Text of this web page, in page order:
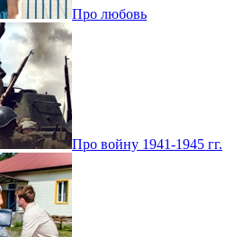
Про любовь
Про войну 1941-1945 гг.